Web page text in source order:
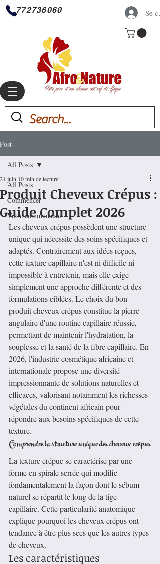
Se
772736060
Post
All Posts
Commencer
Votre communauté
All Posts
Produit Cheveux Crépus :
Guide Complet 2026
24 juin 10 min de lecture
Les cheveux crépus possèdent une structure
unique qui nécessite des soins spécifiques et
adaptés. Contrairement aux idées reçues,
cette texture capillaire n'est ni difficile ni
impossible à entretenir, mais elle exige
simplement une approche différente et des
formulations ciblées. Le choix du bon
produit cheveux crépus constitue la pierre
angulaire d'une routine capillaire réussie,
permettant de maintenir l'hydratation, la
souplesse et la santé de la fibre capillaire. En
2026, l'industrie cosmétique africaine et
internationale propose une diversité
impressionnante de solutions naturelles et
efficaces, valorisant notamment les richesses
végétales du continent africain pour
répondre aux besoins spécifiques de cette
texture.
Comprendre la structure unique des cheveux crépus
La texture crépue se caractérise par une
forme en spirale serrée qui modifie
fondamentalement la façon dont le sébum
naturel se répartit le long de la tige
capillaire. Cette particularité anatomique
explique pourquoi les cheveux crépus ont
tendance à être plus secs que les autres types
de cheveux.
Les caractéristiques